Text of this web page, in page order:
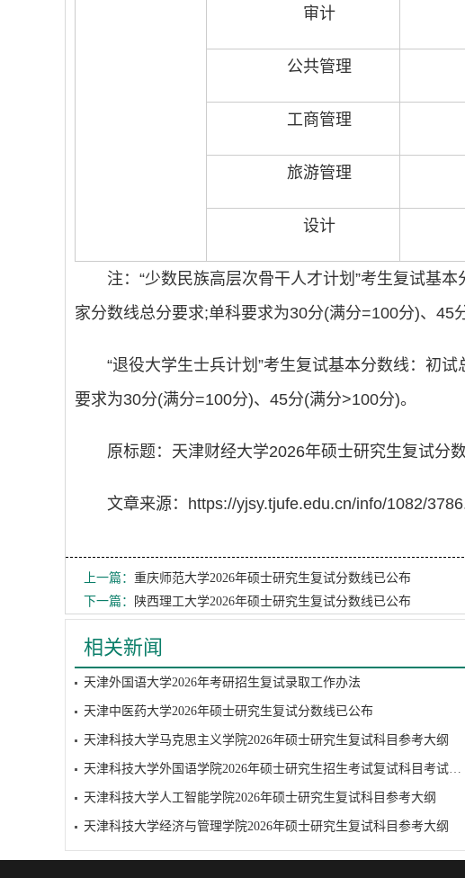
审计
公共管理
工商管理
旅游管理
设计
注：“少数民族高层次骨干人才计划”考生复试基
家分数线总分要求;单科要求为30分(满分=100分)、45
“退役大学生士兵计划”考生复试基本分数线：初
要求为30分(满分=100分)、45分(满分>100分)。
原标题：天津财经大学2026年硕士研究生复试分
文章来源：https://yjsy.tjufe.edu.cn/info/1082/
上一篇： 重庆师范大学2026年硕士研究生复试分数线已公布
下一篇：
陕西理工大学2026年硕士研究生复试分数线已公布
相关新闻
天津外国语大学2026年考研招生复试录取工作办法
天津中医药大学2026年硕士研究生复试分数线已公布
天津科技大学马克思主义学院2026年硕士研究生复试科目参考大纲
天津科技大学外国语学院2026年硕士研究生招生考试复试科目考试大纲
天津科技大学人工智能学院2026年硕士研究生复试科目参考大纲
天津科技大学经济与管理学院2026年硕士研究生复试科目参考大纲